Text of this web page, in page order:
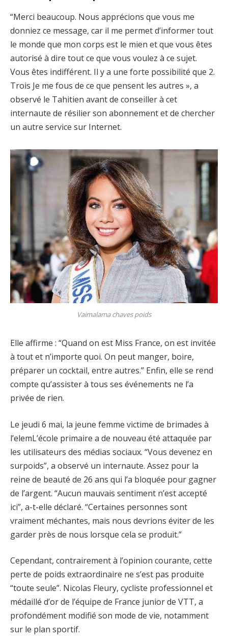
“Merci beaucoup. Nous apprécions que vous me
donniez ce message, car il me permet d’informer tout
le monde que mon corps est le mien et que vous êtes
autorisé à dire tout ce que vous voulez à ce sujet.
Vous êtes indifférent. Il y a une forte possibilité que 2.
Trois Je me fous de ce que pensent les autres », a
observé le Tahitien avant de conseiller à cet
internaute de résilier son abonnement et de chercher
un autre service sur Internet.
Vaimalama chaves poids
Elle affirme : “Quand on est Miss France, on est invitée
à tout et n’importe quoi. On peut manger, boire,
préparer un cocktail, entre autres.” Enfin, elle se rend
compte qu’assister à tous ses événements ne l’a
privée de rien.
Le jeudi 6 mai, la jeune femme victime de brimades à
l’elemL’école primaire a de nouveau été attaquée par
les utilisateurs des médias sociaux. “Vous devenez en
surpoids”, a observé un internaute. Assez pour la
reine de beauté de 26 ans qui l’a bloquée pour gagner
de l’argent. “Aucun mauvais sentiment n’est accepté
ici”, a-t-elle déclaré. “Certaines personnes sont
vraiment méchantes, mais nous devrions éviter de les
garder près de nous lorsque cela se produit.”
Cependant, contrairement à l’opinion courante, cette
perte de poids extraordinaire ne s’est pas produite
“toute seule”. Nicolas Fleury, cycliste professionnel et
médaillé d’or de l’équipe de France junior de VTT, a
profondément modifié son mode de vie, notamment
sur le plan sportif.